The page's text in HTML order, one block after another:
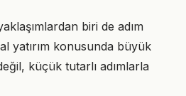
biri de adım
yatırım konusunda büyük
küçük tutarlı adımlarla